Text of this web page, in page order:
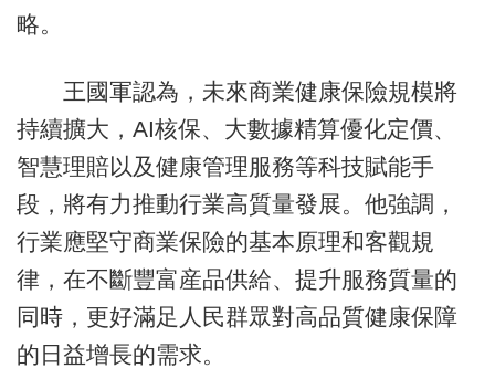
略。
王國軍認為，未來商業健康保險規模將
持續擴大，AI核保、大數據精算優化定價、
智慧理賠以及健康管理服務等科技賦能手
段，將有力推動行業高質量發展。他強調，
行業應堅守商業保險的基本原理和客觀規
律，在不斷豐富産品供給、提升服務質量的
同時，更好滿足人民群眾對高品質健康保障
的日益增長的需求。